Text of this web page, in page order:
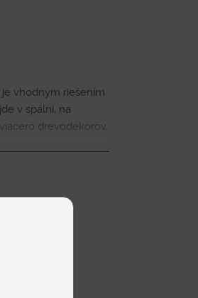
vhodným riešením
v spálni, na
drevodekorov,